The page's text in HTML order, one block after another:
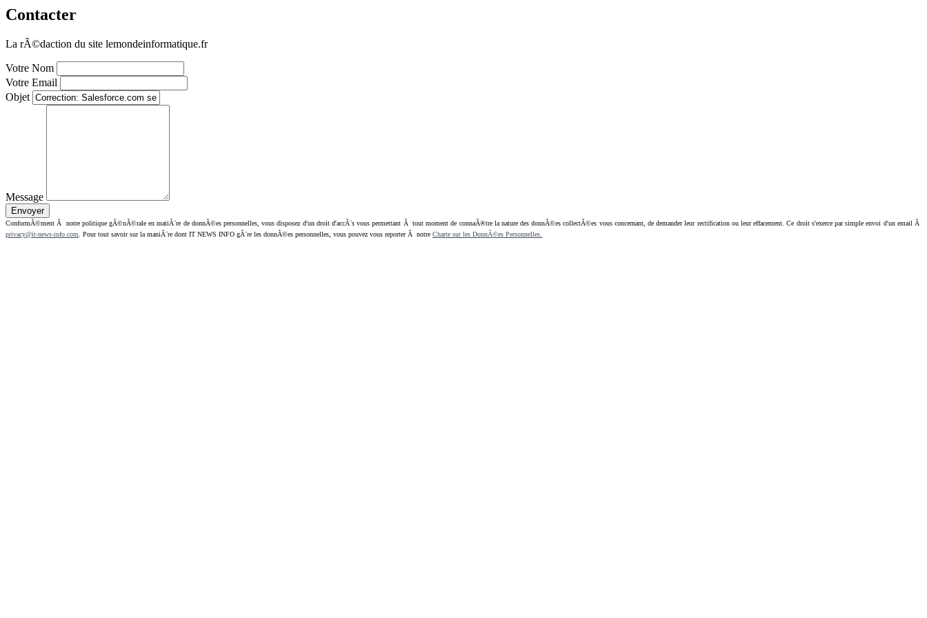
Contacter
La rÃ©daction du site lemondeinformatique.fr
Votre Nom
Votre Email
Objet
Message
ConformÃ©ment Ã notre politique gÃ©nÃ©rale en matiÃ¨re de donnÃ©es personnelles, vous disposez d'un droit d'accÃ¨s vous permettant Ã tout moment de connaÃ®tre la nature des donnÃ©es collectÃ©es vous concernant, de demander leur rectification ou leur effacement. Ce droit s'exerce par simple envoi d'un email Ã
privacy@it-news-info.com . Pour tout savoir sur la maniÃ¨re dont IT NEWS INFO gÃ¨re les donnÃ©es personnelles, vous pouvez vous reporter Ã notre Charte sur les DonnÃ©es Personnelles.